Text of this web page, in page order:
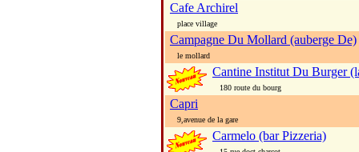
Cafe Archirel
place village
Campagne Du Mollard (auberge De)
le mollard
Cantine Institut Du Burger
180 route du bourg
Capri
9,avenue de la gare
Carmelo (bar Pizzeria)